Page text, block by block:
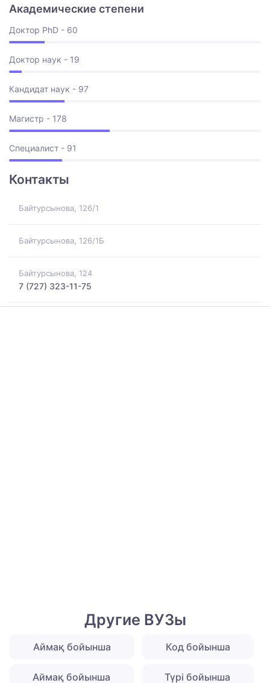
Академические степени
Доктор PhD - 60
Доктор наук - 19
Кандидат наук - 97
Магистр - 178
Специалист - 91
Контакты
Байтурсынова, 126/1
Байтурсынова, 126/1Б
Байтурсынова, 124
7 (727) 323-11-75
Другие ВУЗы
Аймақ бойынша Код бойынша
Аймақ бойынша Түрі бойынша